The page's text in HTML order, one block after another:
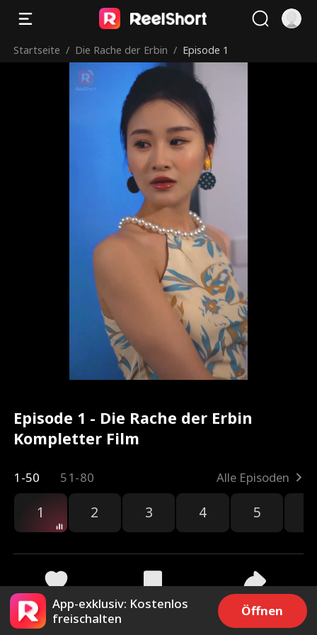
Startseite / Die Rache der Erbin / Episode 1
Episode 1 - Die Rache der Erbin
Kompletter Film
1-50 51-80 Alle Episoden
1 2 3 4 5
2.9k 1.9k Teilen
App-exklusiv: Kostenlos
freischalten
Öffnen